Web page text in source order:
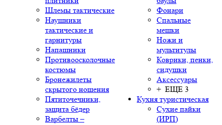
Шлемы тактические
Наушники
тактические и
гарнитуры
Напашники
Противоосколочные
костюмы
Бронежилеты
скрытого ношения
Пятиточечники,
защита бёдер
Варбелты –
Фонари
Спальные
мешки
Ножи и
мультитулы
Коврики, пенки,
сидушки
Аксессуары
+ ЕЩЕ 3
Кухня туристическая
Сухие пайки
(ИРП)